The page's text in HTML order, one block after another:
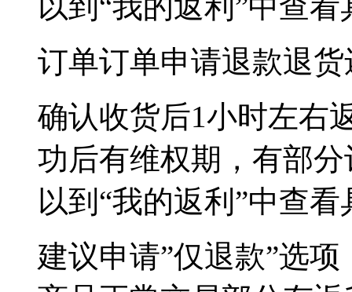
订单订单申请退款退货
确认收货后1小时左右
功后有维权期，有部
以到“我的返利”中查
建议申请”仅退款”选